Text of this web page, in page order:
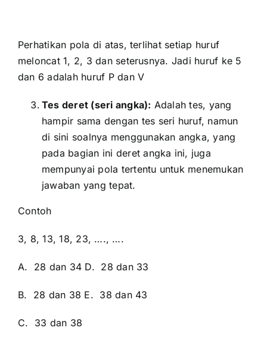
Perhatikan pola di atas, terlihat setiap huruf
meloncat 1, 2, 3 dan seterusnya. Jadi huruf ke 5
dan 6 adalah huruf P dan V
Tes deret (seri angka): Adalah tes, yang
hampir sama dengan tes seri huruf, namun
di sini soalnya menggunakan angka, yang
pada bagian ini deret angka ini, juga
mempunyai pola tertentu untuk menemukan
jawaban yang tepat.
Contoh
3, 8, 13, 18, 23, …., ….
A. 28 dan 34 D. 28 dan 33
B. 28 dan 38 E. 38 dan 43
C. 33 dan 38